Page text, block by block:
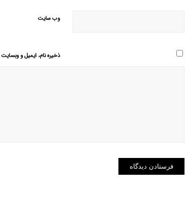
وب‌ سایت
ذخیره نام، ایمیل و